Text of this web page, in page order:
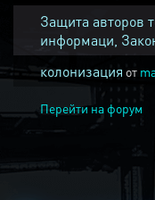
Защита авторов
информаци,
колонизация от
Перейти на форум